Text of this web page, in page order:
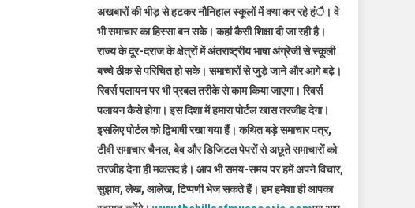
अखबारों की भीड़ से हटकर नौनिहाल स्कूलों में क्या कर रहे हंै। वे
भी समाचार का हिस्सा बन सके। कहां कैसी शिक्षा दी जा रही है।
राज्य के दूर-दराज के क्षेत्रों में अंतराष्ट्रीय भाषा अंग्रेजी से स्कूली
बच्चे ठीक से परिचित हो सके। समाचारों से जुड़े जाने और आगे बढ़े।
रिवर्स पलायन पर भी प्रबल तरीके से काम किया जाएगा। रिवर्स
पलायन कैसे होगा। इस दिशा में हमारा पोर्टल खास तरजीह देगा।
इसलिए पोर्टल को द्विभाषी रखा गया हैं। कथित बड़े समाचार पत्र,
टीवी समाचार चैनल, बेव और डिजिटल पेपरों से अछूते समाचारों को
तरजीह देना ही मकसद है। आप भी समय-समय पर हमें अपने विचार,
सुझाव, लेख, आलेख, टिप्पणी भेज सकते हैं। हम हमेशा ही आपका